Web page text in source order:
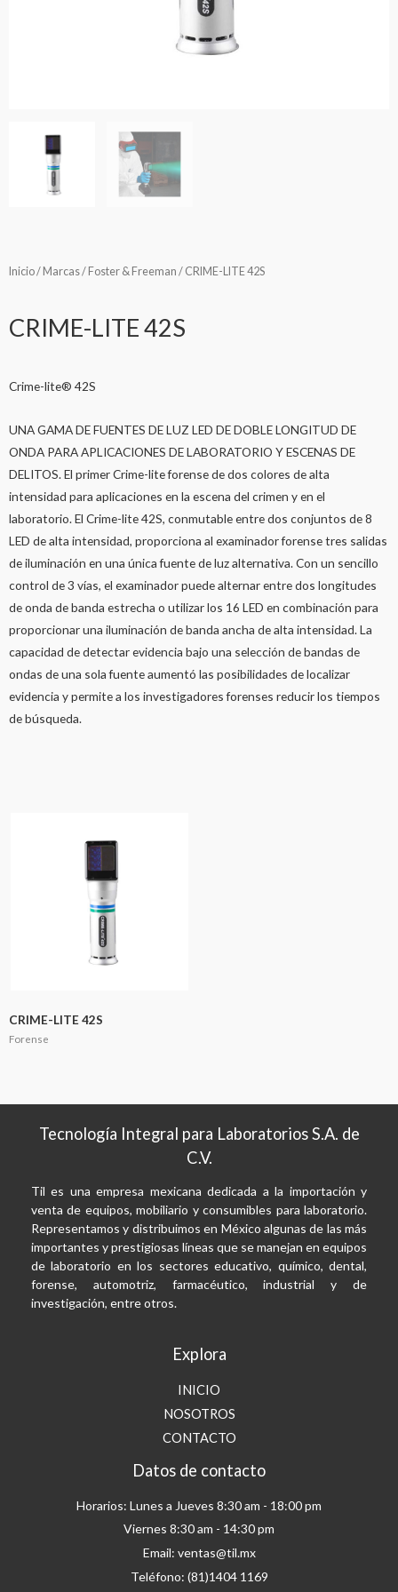
Inicio/ Marcas/ Foster & Freeman / CRIME-LITE 42S
CRIME-LITE 42S
Crime-lite® 42S
UNA GAMA DE FUENTES DE LUZ LED DE DOBLE LONGITUD DE
ONDA PARA APLICACIONES DE LABORATORIO Y ESCENAS DE
DELITOS. El primer Crime-lite forense de dos colores de alta
intensidad para aplicaciones en la escena del crimen y en el
laboratorio. El Crime-lite 42S, conmutable entre dos conjuntos de 8
LED de alta intensidad, proporciona al examinador forense tres salidas
de iluminación en una única fuente de luz alternativa. Con un sencillo
control de 3 vías, el examinador puede alternar entre dos longitudes
de onda de banda estrecha o utilizar los 16 LED en combinación para
proporcionar una iluminación de banda ancha de alta intensidad. La
capacidad de detectar evidencia bajo una selección de bandas de
ondas de una sola fuente aumentó las posibilidades de localizar
evidencia y permite a los investigadores forenses reducir los tiempos
de búsqueda.
CRIME-LITE 42S
Forense
Tecnología Integral para Laboratorios S.A. de
C.V.
Til es una empresa mexicana dedicada a la importación y
venta de equipos, mobiliario y consumibles para laboratorio.
Representamos y distribuimos en México algunas de las más
importantes y prestigiosas líneas que se manejan en equipos
de laboratorio en los sectores educativo, químico, dental,
forense, automotriz, farmacéutico, industrial y de
investigación, entre otros.
Explora
INICIO
NOSOTROS
CONTACTO
Datos de contacto
Horarios: Lunes a Jueves 8:30 am - 18:00 pm
Viernes 8:30 am - 14:30 pm
Email: ventas@til.mx
Teléfono: (81)1404 1169